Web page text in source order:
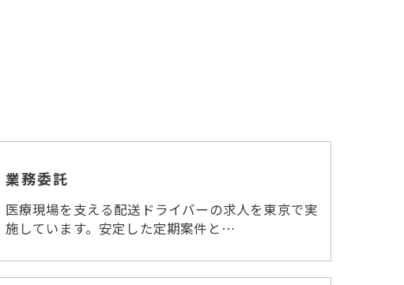
業務委託
医療現場を支える配送ドライバーの求人を東京で実
施しています。安定した定期案件と…